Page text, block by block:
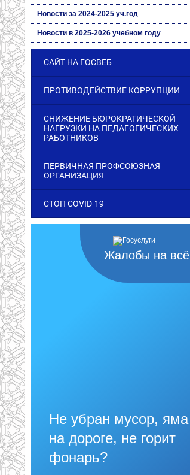
Новости за 2024-2025 уч.год
Новости в 2025-2026 учебном году
САЙТ НА ГОСВЕБ
ПРОТИВОДЕЙСТВИЕ КОРРУПЦИИ
СНИЖЕНИЕ БЮРОКРАТИЧЕСКОЙ
НАГРУЗКИ НА ПЕДАГОГИЧЕСКИХ
РАБОТНИКОВ
ПЕРВИЧНАЯ ПРОФСОЮЗНАЯ
ОРГАНИЗАЦИЯ
СТОП COVID-19
Жалобы на всё
Не убран мусор, яма
на дороге, не горит
фонарь?